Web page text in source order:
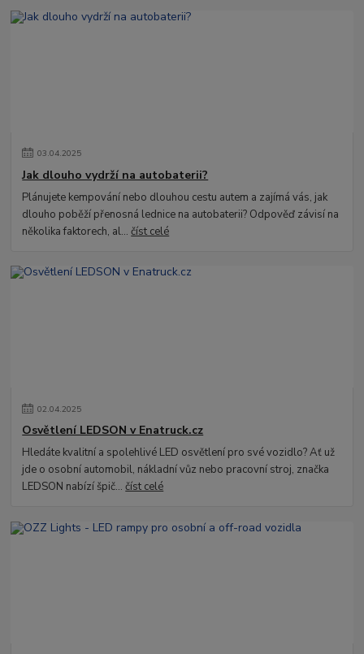
03.04.2025
Jak dlouho vydrží na autobaterii?
Plánujete kempování nebo dlouhou cestu autem a zajímá vás, jak
dlouho poběží přenosná lednice na autobaterii? Odpověď závisí na
několika faktorech, al...číst celé
02.04.2025
Osvětlení LEDSON v Enatruck.cz
Hledáte kvalitní a spolehlivé LED osvětlení pro své vozidlo? Ať už
jde o osobní automobil, nákladní vůz nebo pracovní stroj, značka
LEDSON nabízí špič...číst celé